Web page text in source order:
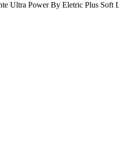
Ultra Power By Eletric Plus Soft